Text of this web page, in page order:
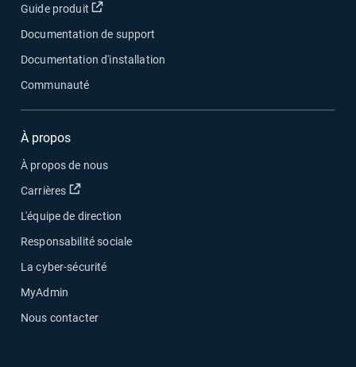
Guide produit Ouvrir dans une nouvelle fenêtre
Documentation de support
Documentation d'installation
Communauté
À propos
À propos de nous
Carrières
Ouvrir dans une nouvelle fenêtre
L'équipe de direction
Responsabilité sociale
La cyber-sécurité
MyAdmin
Nous contacter